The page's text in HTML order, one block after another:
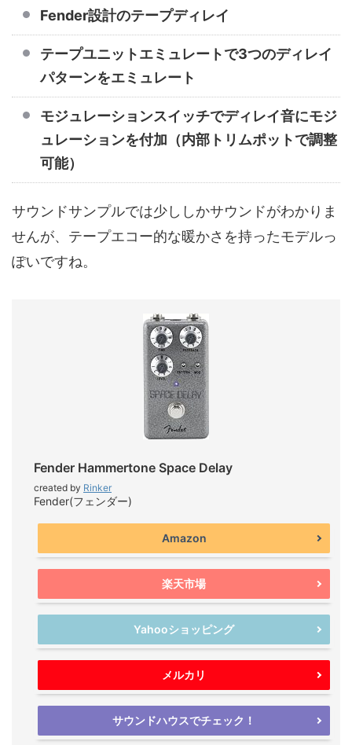
Fender設計のテープディレイ
テープユニットエミュレートで3つのディレイ
パターンをエミュレート
モジュレーションスイッチでディレイ音にモジ
ュレーションを付加（内部トリムポットで調整
可能）
サウンドサンプルでは少ししかサウンドがわかりま
せんが、テープエコー的な暖かさを持ったモデルっ
ぽいですね。
Fender Hammertone Space Delay
created by Rinker
Fender(フェンダー)
Amazon
楽天市場
Yahooショッピング
メルカリ
サウンドハウスでチェック！